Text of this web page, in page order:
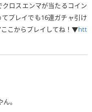
ロスエンマが当たるコイン
プレイでも16連ガチャ引け
こからプレイしてね！▼htt
。